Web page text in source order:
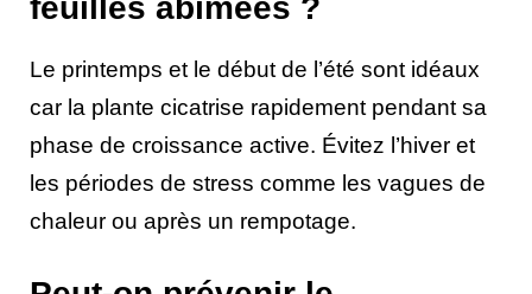
feuilles abîmées ?
Le printemps et le début de l’été sont idéaux
car la plante cicatrise rapidement pendant sa
phase de croissance active. Évitez l’hiver et
les périodes de stress comme les vagues de
chaleur ou après un rempotage.